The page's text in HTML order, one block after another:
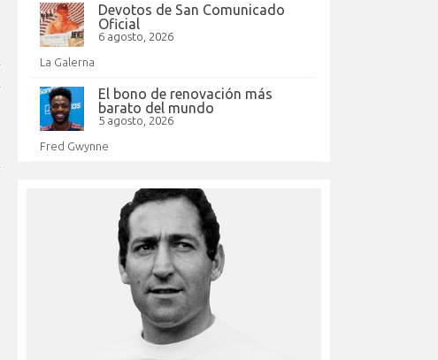
Devotos de San Comunicado
Oficial
6 agosto, 2026
La Galerna
El bono de renovación más
barato del mundo
5 agosto, 2026
Fred Gwynne